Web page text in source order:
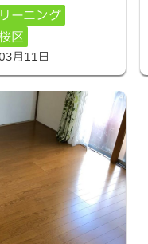
ーニング
区
月11日